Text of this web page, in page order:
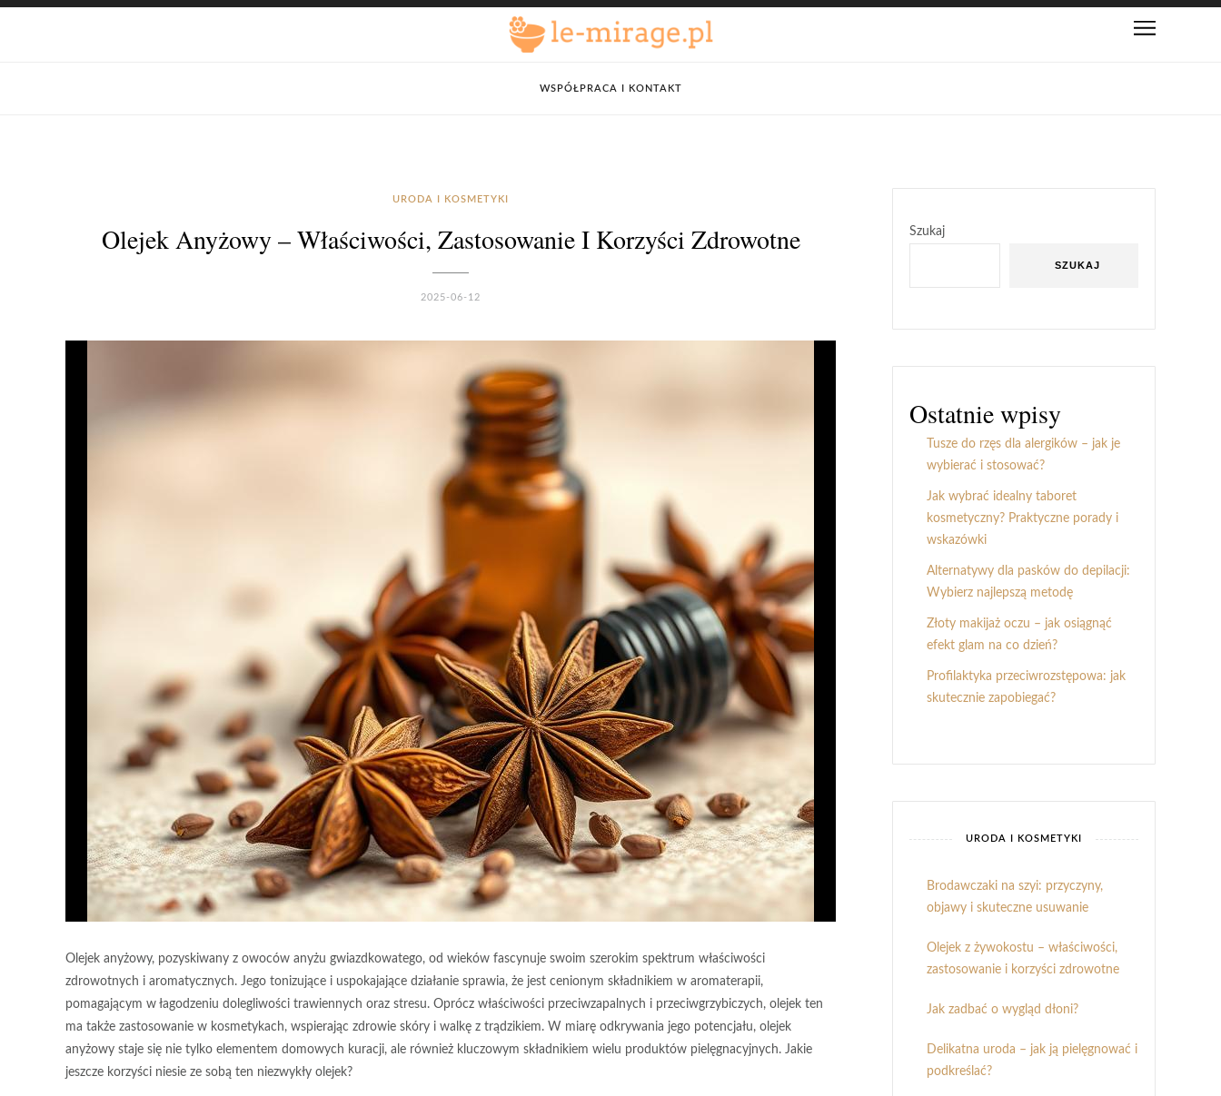
WSPÓŁPRACA I KONTAKT
URODA I KOSMETYKI
Olejek Anyżowy – Właściwości, Zastosowanie I Korzyści Zdrowotne
2025-06-12
Olejek anyżowy, pozyskiwany z owoców anyżu gwiazdkowatego, od wieków fascynuje swoim szerokim spektrum właściwości
zdrowotnych i aromatycznych. Jego tonizujące i uspokajające działanie sprawia, że jest cenionym składnikiem w aromaterapii,
pomagającym w łagodzeniu dolegliwości trawiennych oraz stresu. Oprócz właściwości przeciwzapalnych i przeciwgrzybiczych, olejek ten
ma także zastosowanie w kosmetykach, wspierając zdrowie skóry i walkę z trądzikiem. W miarę odkrywania jego potencjału, olejek
anyżowy staje się nie tylko elementem domowych kuracji, ale również kluczowym składnikiem wielu produktów pielęgnacyjnych. Jakie
jeszcze korzyści niesie ze sobą ten niezwykły olejek?
Szukaj
SZUKAJ
Ostatnie wpisy
Tusze do rzęs dla alergików – jak je
wybierać i stosować?
Jak wybrać idealny taboret
kosmetyczny? Praktyczne porady i
wskazówki
Alternatywy dla pasków do depilacji:
Wybierz najlepszą metodę
Złoty makijaż oczu – jak osiągnąć
efekt glam na co dzień?
Profilaktyka przeciwrozstępowa: jak
skutecznie zapobiegać?
URODA I KOSMETYKI
Brodawczaki na szyi: przyczyny,
objawy i skuteczne usuwanie
Olejek z żywokostu – właściwości,
zastosowanie i korzyści zdrowotne
Jak zadbać o wygląd dłoni?
Delikatna uroda – jak ją pielęgnować i
podkreślać?